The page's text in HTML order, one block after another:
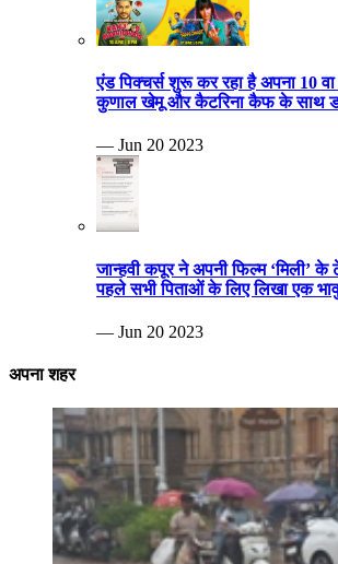
एंड पिक्चर्स शुरू कर रहा है अपना 10
कुणाल खेमू और कैटरिना कैफ के साथ
— Jun 20 2023
जान्हवी कपूर ने अपनी फिल्म ‘मिली’ के
पहले सभी पिताओं के लिए लिखा एक
— Jun 20 2023
अपना शहर